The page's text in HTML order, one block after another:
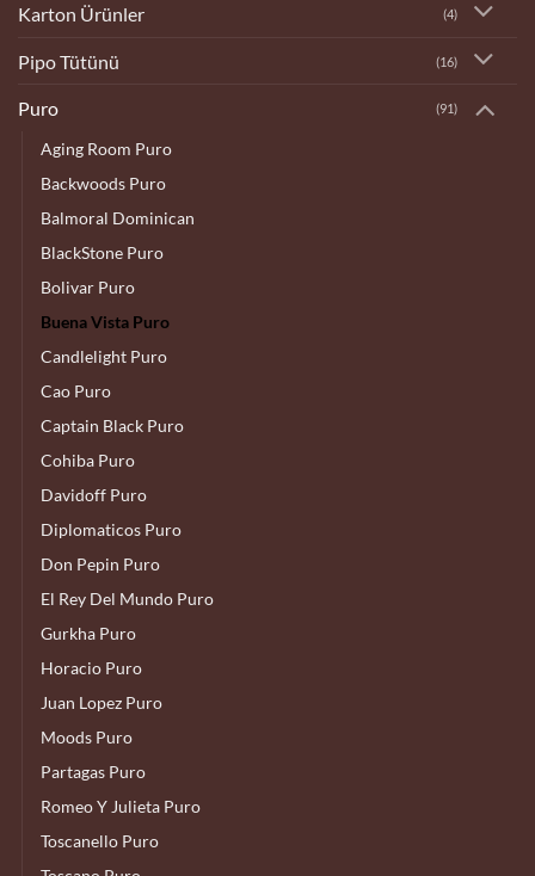
Karton Ürünler (4)
Pipo Tütünü (16)
Puro (91)
Aging Room Puro
Backwoods Puro
Balmoral Dominican
BlackStone Puro
Bolivar Puro
Buena Vista Puro
Candlelight Puro
Cao Puro
Captain Black Puro
Cohiba Puro
Davidoff Puro
Diplomaticos Puro
Don Pepin Puro
El Rey Del Mundo Puro
Gurkha Puro
Horacio Puro
Juan Lopez Puro
Moods Puro
Partagas Puro
Romeo Y Julieta Puro
Toscanello Puro